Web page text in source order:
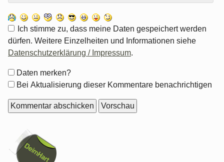
Ich stimme zu, dass meine Daten gespeichert werden
dürfen. Weitere Einzelheiten und Informationen siehe
Datenschutzerklärung / Impressum.
Formular-
Optionen
Daten merken?
Bei Aktualisierung dieser Kommentare benachrichtigen
Seitenleiste